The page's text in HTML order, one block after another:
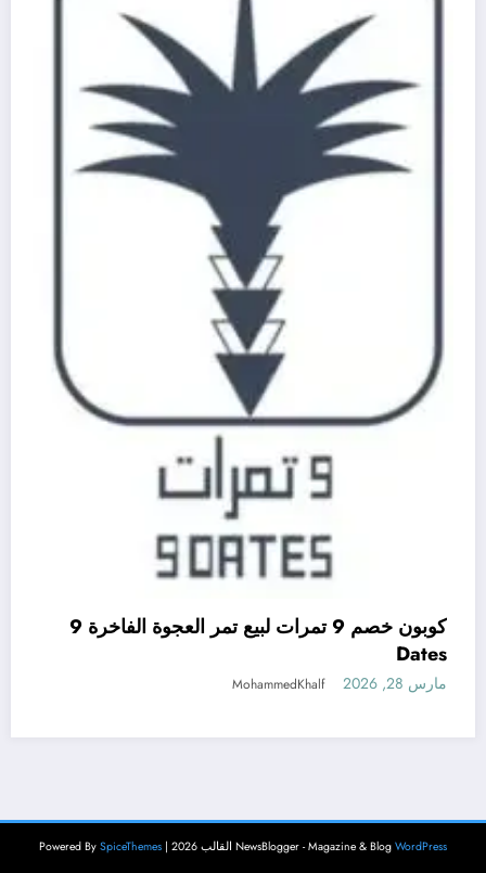
كوبون خصم 9 تمرات لبيع تمر العجوة الفاخرة 9
Dates
مارس 28, 2026 MohammedKhalf
NewsBlogger - Magazine & Blog WordPress القالب 2026 | Powered By SpiceThemes